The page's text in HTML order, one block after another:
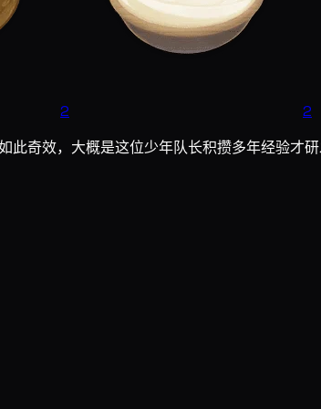
2
2
此奇效，大概是这位少年队长积攒多年经验才